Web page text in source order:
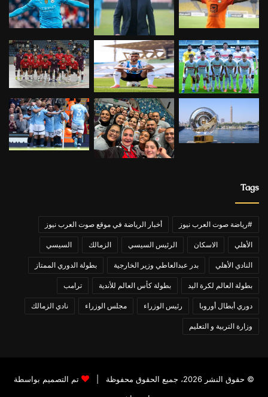
Tags
#رياضة صوت العرب نيوز أخبار الرياضة في موقع صوت العرب نيوز
الأهلي الاسكان الرئيس السيسي الزمالك السيسي
النادي الأهلي بدر عبدالعاطي وزير الخارجية بطولة الدوري الممتاز
بطولة العالم لكرة اليد بطولة كأس العالم للأندية ترامب
دوري أبطال أوروبا رئيس الوزراء مجلس الوزراء نادي الزمالك
وزارة التربية و التعليم
© حقوق النشر 2026، جميع الحقوق محفوظة |
تم التصميم بواسطة